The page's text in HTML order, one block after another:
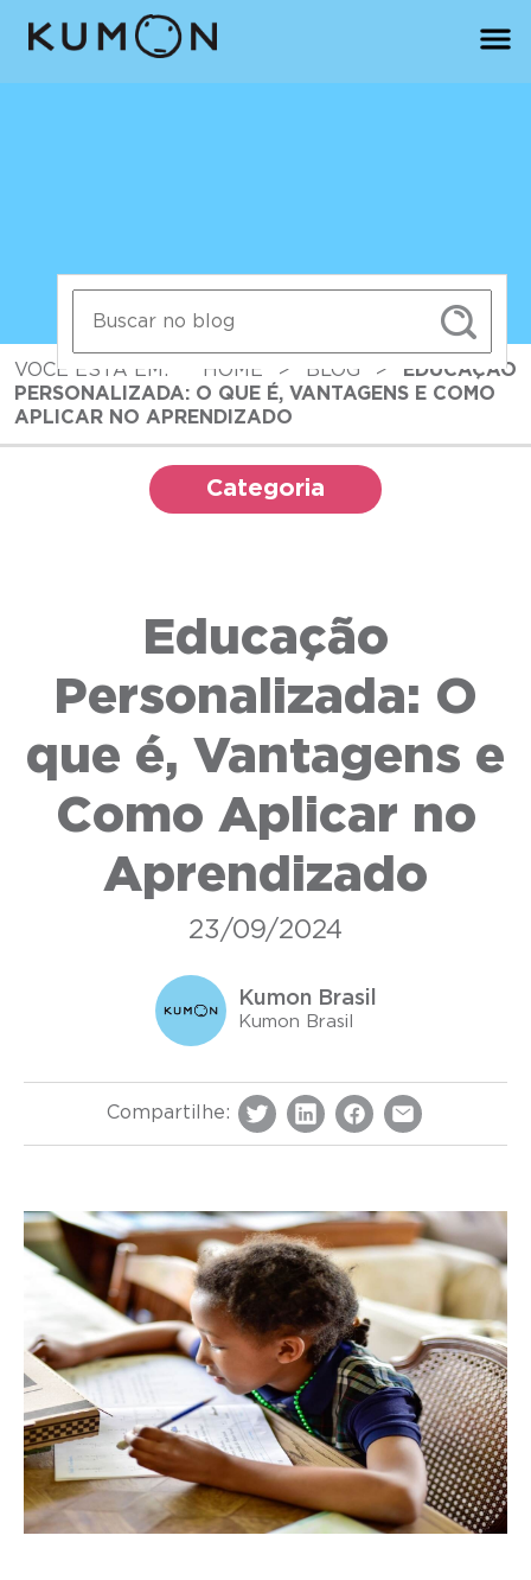
VOCÊ ESTÁ EM: HOME > BLOG >
EDUCAÇÃO
PERSONALIZADA: O QUE É, VANTAGENS E COMO
APLICAR NO APRENDIZADO
Categoria
Educação
Personalizada: O
que é, Vantagens e
Como Aplicar no
Aprendizado
23/09/2024
Kumon Brasil
Kumon Brasil
Compartilhe: